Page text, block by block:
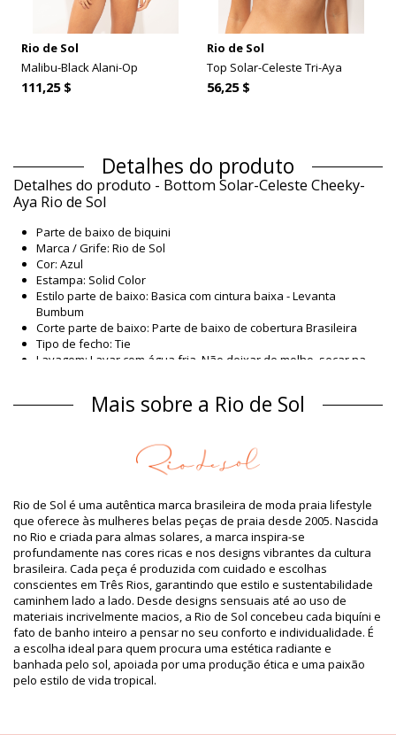
Rio de Sol
Malibu-Black Alani-Op
111,25 $
Rio de Sol
Top Solar-Celeste Tri-Aya
56,25 $
Detalhes do produto
Detalhes do produto - Bottom Solar-Celeste Cheeky-
Aya Rio de Sol
Parte de baixo de biquini
Marca / Grife: Rio de Sol
Cor: Azul
Estampa: Solid Color
Estilo parte de baixo: Basica com cintura baixa - Levanta
Bumbum
Corte parte de baixo: Parte de baixo de cobertura Brasileira
Tipo de fecho: Tie
Lavagem: Lavar com água fria. Não deixar de molho, secar na
Origem: Feito no Brasil
Material
Material: 94,2% Polyamide, 5,8% Elastane
Forro: 84% Biodegradable Nylon (AMNI SOUL ECO), 16%
Spandex (LYCRA) - OEKO-TEX - Chlorine Resistant
Proteção UV: UPF 50+
Informação do produto
Departamento: Mulher, Parte de baixo de biquini
O pacote inclui: 1 x Parte de baixo de biquini (Outros
acessórios não incluídos)
HS CODE / NCM: 6112.41.0010
SKU: 1981127149
EAN: XS (7899810464224), S (7899810463562), M (7899810462909),
L (7899810463081), XL (7899810463098)
Peso: 45g / 0.1lb / 1.59oz
Mais sobre a Rio de Sol
Rio de Sol é uma autêntica marca brasileira de moda praia lifestyle
que oferece às mulheres belas peças de praia desde 2005. Nascida
no Rio e criada para almas solares, a marca inspira-se
profundamente nas cores ricas e nos designs vibrantes da cultura
brasileira. Cada peça é produzida com cuidado e escolhas
conscientes em Três Rios, garantindo que estilo e sustentabilidade
caminhem lado a lado. Desde designs sensuais até ao uso de
materiais incrivelmente macios, a Rio de Sol concebeu cada biquíni e
fato de banho inteiro a pensar no seu conforto e individualidade. É
a escolha ideal para quem procura uma estética radiante e
banhada pelo sol, apoiada por uma produção ética e uma paixão
pelo estilo de vida tropical.